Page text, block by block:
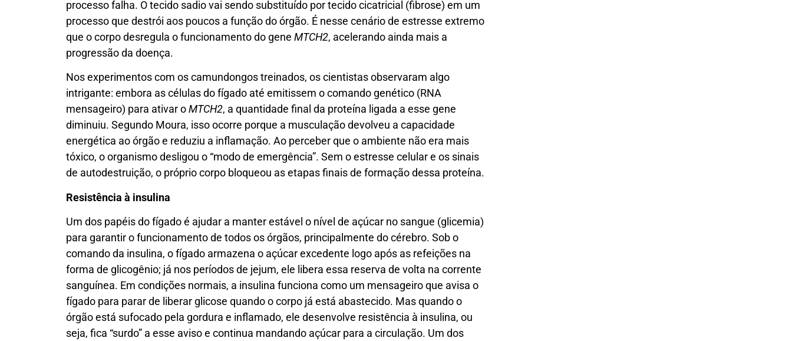
processo falha. O tecido sadio vai sendo substituído por tecido cicatricial (fibrose) em um
processo que destrói aos poucos a função do órgão. É nesse cenário de estresse extremo
que o corpo desregula o funcionamento do gene MTCH2, acelerando ainda mais a
progressão da doença.
Nos experimentos com os camundongos treinados, os cientistas observaram algo
intrigante: embora as células do fígado até emitissem o comando genético (RNA
mensageiro) para ativar oMTCH2, a quantidade final da proteína ligada a esse gene
diminuiu. Segundo Moura, isso ocorre porque a musculação devolveu a capacidade
energética ao órgão e reduziu a inflamação. Ao perceber que o ambiente não era mais
tóxico, o organismo desligou o “modo de emergência”. Sem o estresse celular e os sinais
de autodestruição, o próprio corpo bloqueou as etapas finais de formação dessa proteína.
Resistência à insulina
Um dos papéis do fígado é ajudar a manter estável o nível de açúcar no sangue (glicemia)
para garantir o funcionamento de todos os órgãos, principalmente do cérebro. Sob o
comando da insulina, o fígado armazena o açúcar excedente logo após as refeições na
forma de glicogênio; já nos períodos de jejum, ele libera essa reserva de volta na corrente
sanguínea. Em condições normais, a insulina funciona como um mensageiro que avisa o
fígado para parar de liberar glicose quando o corpo já está abastecido. Mas quando o
órgão está sufocado pela gordura e inflamado, ele desenvolve resistência à insulina, ou
seja, fica “surdo” a esse aviso e continua mandando açúcar para a circulação. Um dos